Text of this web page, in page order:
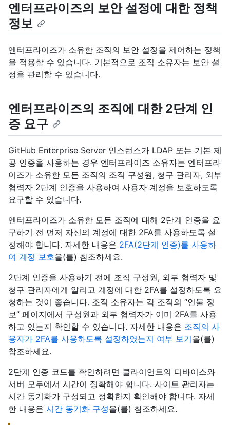
엔터프라이즈의 보안 설정에 대한 정책
정보
엔터프라이즈가 소유한 조직의 보안 설정을 제어하는 정책
을 적용할 수 있습니다. 기본적으로 조직 소유자는 보안 설
정을 관리할 수 있습니다.
엔터프라이즈의 조직에 대한 2단계 인
증 요구
GitHub Enterprise Server 인스턴스가 LDAP 또는 기본 제
공 인증을 사용하는 경우 엔터프라이즈 소유자는 엔터프라
이즈가 소유한 모든 조직의 조직 구성원, 청구 관리자, 외부
협력자 2단계 인증을 사용하여 사용자 계정을 보호하도록
요구할 수 있습니다.
엔터프라이즈가 소유한 모든 조직에 대해 2단계 인증을 요
구하기 전 먼저 자신의 계정에 대한 2FA를 사용하도록 설
정해야 합니다. 자세한 내용은 2FA(2단계 인증)를 사용하
여 계정 보호을(를) 참조하세요.
2단계 인증을 사용하기 전에 조직 구성원, 외부 협력자 및
청구 관리자에게 알리고 계정에 대한 2FA를 설정하도록 요
청하는 것이 좋습니다. 조직 소유자는 각 조직의 “인물 정
보” 페이지에서 구성원과 외부 협력자가 이미 2FA를 사용
하고 있는지 확인할 수 있습니다. 자세한 내용은 조직의 사
용자가 2FA를 사용하도록 설정하였는지 여부 보기을(를)
참조하세요.
2단계 인증 코드를 확인하려면 클라이언트의 디바이스와
서버 모두에서 시간이 정확해야 합니다. 사이트 관리자는
시간 동기화가 구성되고 정확한지 확인해야 합니다. 자세
한 내용은 시간 동기화 구성을(를) 참조하세요.